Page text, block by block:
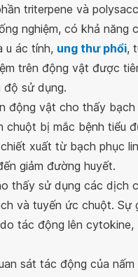
triterpene và
nghiệm, có khả năng
u ác tính, ung thư phổi,
trên động vật được
độ sử dụng.
động vật cho thấy bạch
bị mắc bệnh tiểu
xuất từ bạch phục
giảm đường huyết.
thấy sử dụng các dịch
và tuyến ức chuột. Sự
tác động lên cytokine,
sát tác động của